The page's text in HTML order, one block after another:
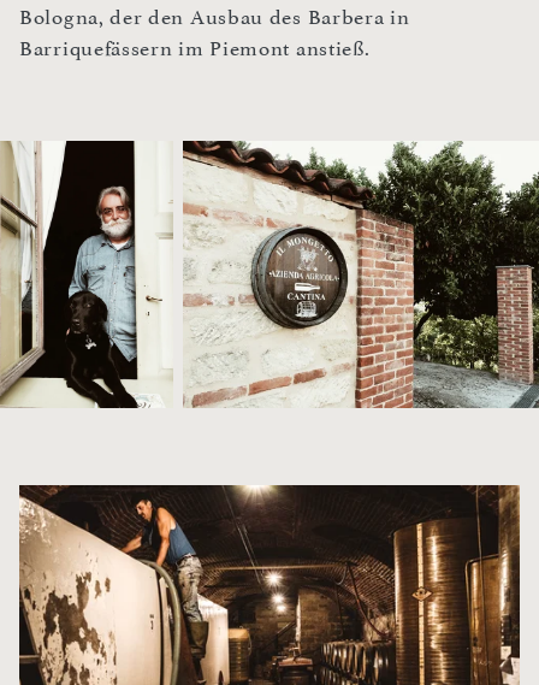
Bologna, der den Ausbau des Barbera in
Barriquefässern im Piemont anstieß.